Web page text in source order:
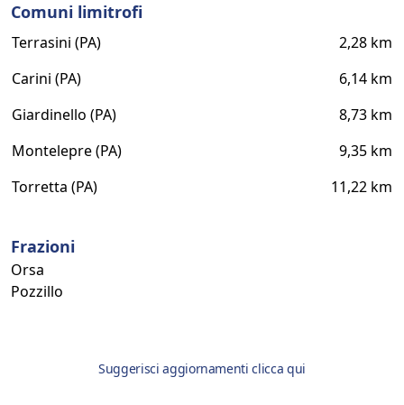
Comuni limitrofi
Terrasini (PA)
2,28 km
Carini (PA)
6,14 km
Giardinello (PA)
8,73 km
Montelepre (PA)
9,35 km
Torretta (PA)
11,22 km
Frazioni
Orsa
Pozzillo
Suggerisci aggiornamenti clicca qui